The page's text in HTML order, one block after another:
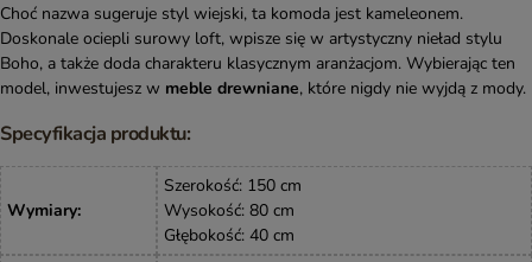
Choć nazwa sugeruje styl wiejski, ta komoda jest kameleonem.
Doskonale ociepli surowy loft, wpisze się w artystyczny nieład stylu
Boho, a także doda charakteru klasycznym aranżacjom. Wybierając ten
model, inwestujesz w meble drewniane, które nigdy nie wyjdą z mody.
Specyfikacja produktu:
Wymiary:
Szerokość: 150 cm
Wysokość: 80 cm
Głębokość: 40 cm